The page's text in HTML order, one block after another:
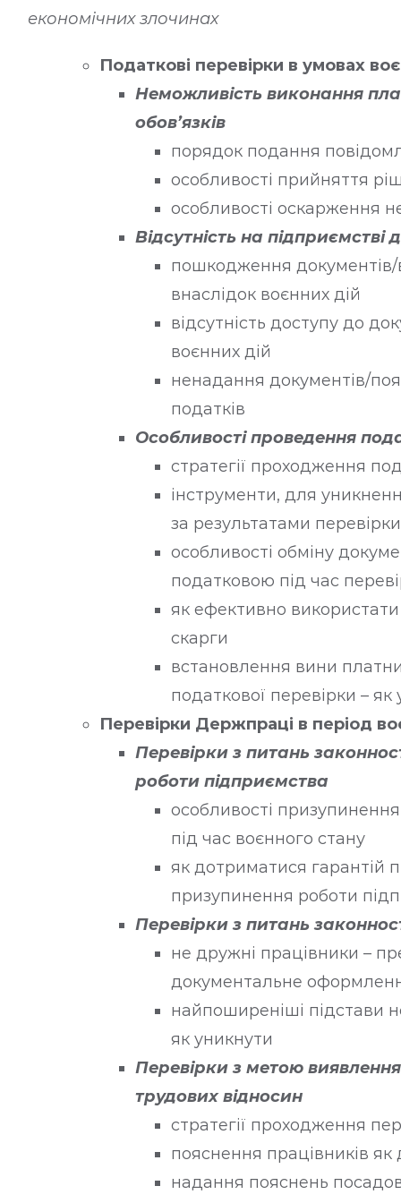
економічних злочинах
Податкові перевірки в умовах
Неможливість виконання
обов’язків
порядок подання
особливості прийняття
особливості оскарження
Відсутність на підприємстві
пошкодження документів/
внаслідок воєнних дій
відсутність доступу до
воєнних дій
ненадання документів/
податків
Особливості проведення
стратегії проходження
інструменти, для
за результатами перевірки
особливості обміну
податковою під час
як ефективно
скарги
встановлення вини
податкової перевірки – як
Перевірки Держпраці в період
Перевірки з питань
роботи підприємства
особливості
під час воєнного стану
як дотриматися гарантій
призупинення роботи
Перевірки з питань
не дружні працівники –
документальне
найпоширеніші підстави
як уникнути
Перевірки з метою
трудових відносин
стратегії проходження
пояснення працівників
надання пояснень